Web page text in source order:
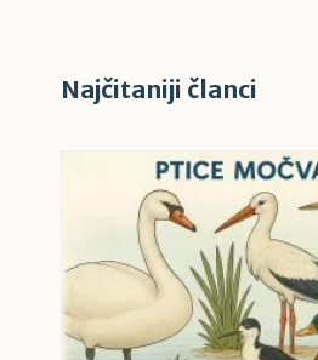
Najčitaniji članci